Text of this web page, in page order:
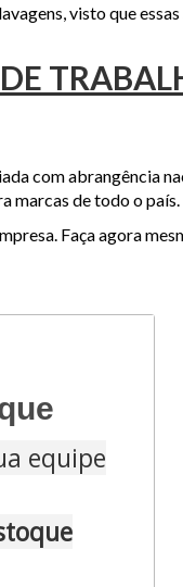
visto que essas
com abrangência
marcas de todo o país.
Faça agora
equipe